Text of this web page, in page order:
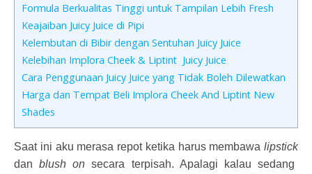
Formula Berkualitas Tinggi untuk Tampilan Lebih Fresh
Keajaiban Juicy Juice di Pipi
Kelembutan di Bibir dengan Sentuhan Juicy Juice
Kelebihan Implora Cheek & Liptint Juicy Juice
Cara Penggunaan Juicy Juice yang Tidak Boleh Dilewatkan
Harga dan Tempat Beli Implora Cheek And Liptint New
Shades
Saat ini aku merasa repot ketika harus membawa lipstick
danblush on secara terpisah. Apalagi kalau sedang